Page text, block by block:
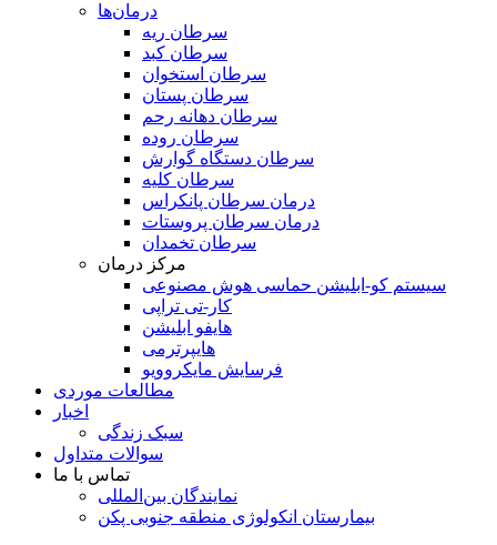
درمان‌ها
سرطان ریه
سرطان کبد
سرطان استخوان
سرطان پستان
سرطان دهانه رحم
سرطان روده
سرطان دستگاه گوارش
سرطان کلیه
درمان سرطان پانکراس
درمان سرطان پروستات
سرطان تخمدان
مرکز درمان
سیستم کو-ابلیشن حماسی هوش مصنوعی
کار-تی تراپی
هایفو ابلیشن
هایپرترمی
فرسایش مایکروویو
مطالعات موردی
اخبار
سبک زندگی
سوالات متداول
تماس با ما
نمایندگان بین‌المللی
بیمارستان انکولوژی منطقه جنوبی پکن